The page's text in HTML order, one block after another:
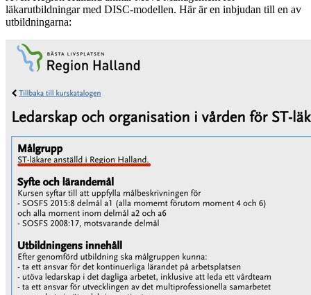
läkarutbildningar med DISC-modellen. Här är en inbjudan till en av
utbildningarna: